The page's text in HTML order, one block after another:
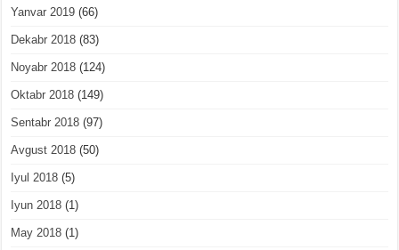
Yanvar 2019 (66)
Dekabr 2018 (83)
Noyabr 2018 (124)
Oktabr 2018 (149)
Sentabr 2018 (97)
Avgust 2018 (50)
Iyul 2018 (5)
Iyun 2018 (1)
May 2018 (1)